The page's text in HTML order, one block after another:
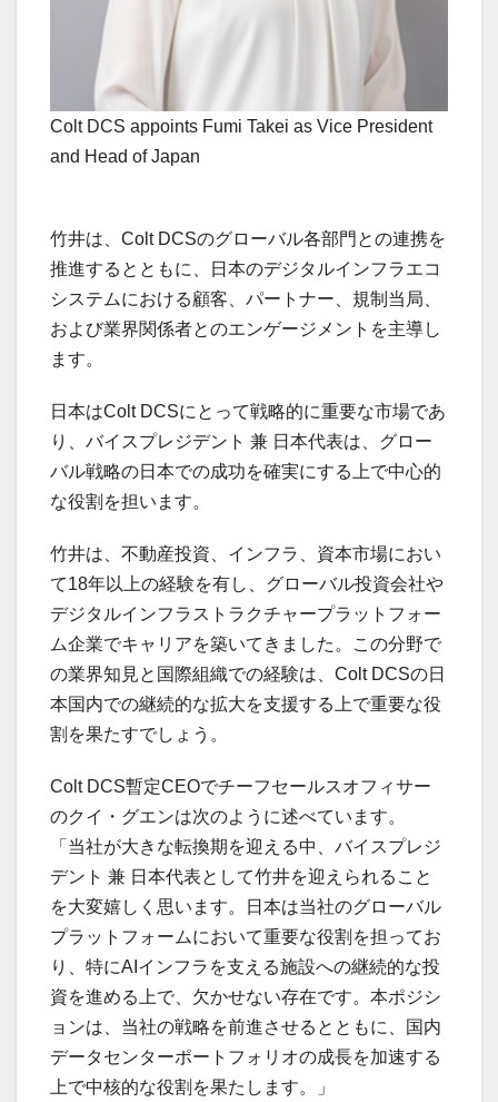
Colt DCS appoints Fumi Takei as Vice President
and Head of Japan
竹井は、Colt DCSのグローバル各部門との連携を
推進するとともに、日本のデジタルインフラエコ
システムにおける顧客、パートナー、規制当局、
および業界関係者とのエンゲージメントを主導し
ます。
日本はColt DCSにとって戦略的に重要な市場であ
り、バイスプレジデント 兼 日本代表は、グロー
バル戦略の日本での成功を確実にする上で中心的
な役割を担います。
竹井は、不動産投資、インフラ、資本市場におい
て18年以上の経験を有し、グローバル投資会社や
デジタルインフラストラクチャープラットフォー
ム企業でキャリアを築いてきました。この分野で
の業界知見と国際組織での経験は、Colt DCSの日
本国内での継続的な拡大を支援する上で重要な役
割を果たすでしょう。
Colt DCS暫定CEOでチーフセールスオフィサー
のクイ・グエンは次のように述べています。
「当社が大きな転換期を迎える中、バイスプレジ
デント 兼 日本代表として竹井を迎えられること
を大変嬉しく思います。日本は当社のグローバル
プラットフォームにおいて重要な役割を担ってお
り、特にAIインフラを支える施設への継続的な投
資を進める上で、欠かせない存在です。本ポジシ
ョンは、当社の戦略を前進させるとともに、国内
データセンターポートフォリオの成長を加速する
上で中核的な役割を果たします。」